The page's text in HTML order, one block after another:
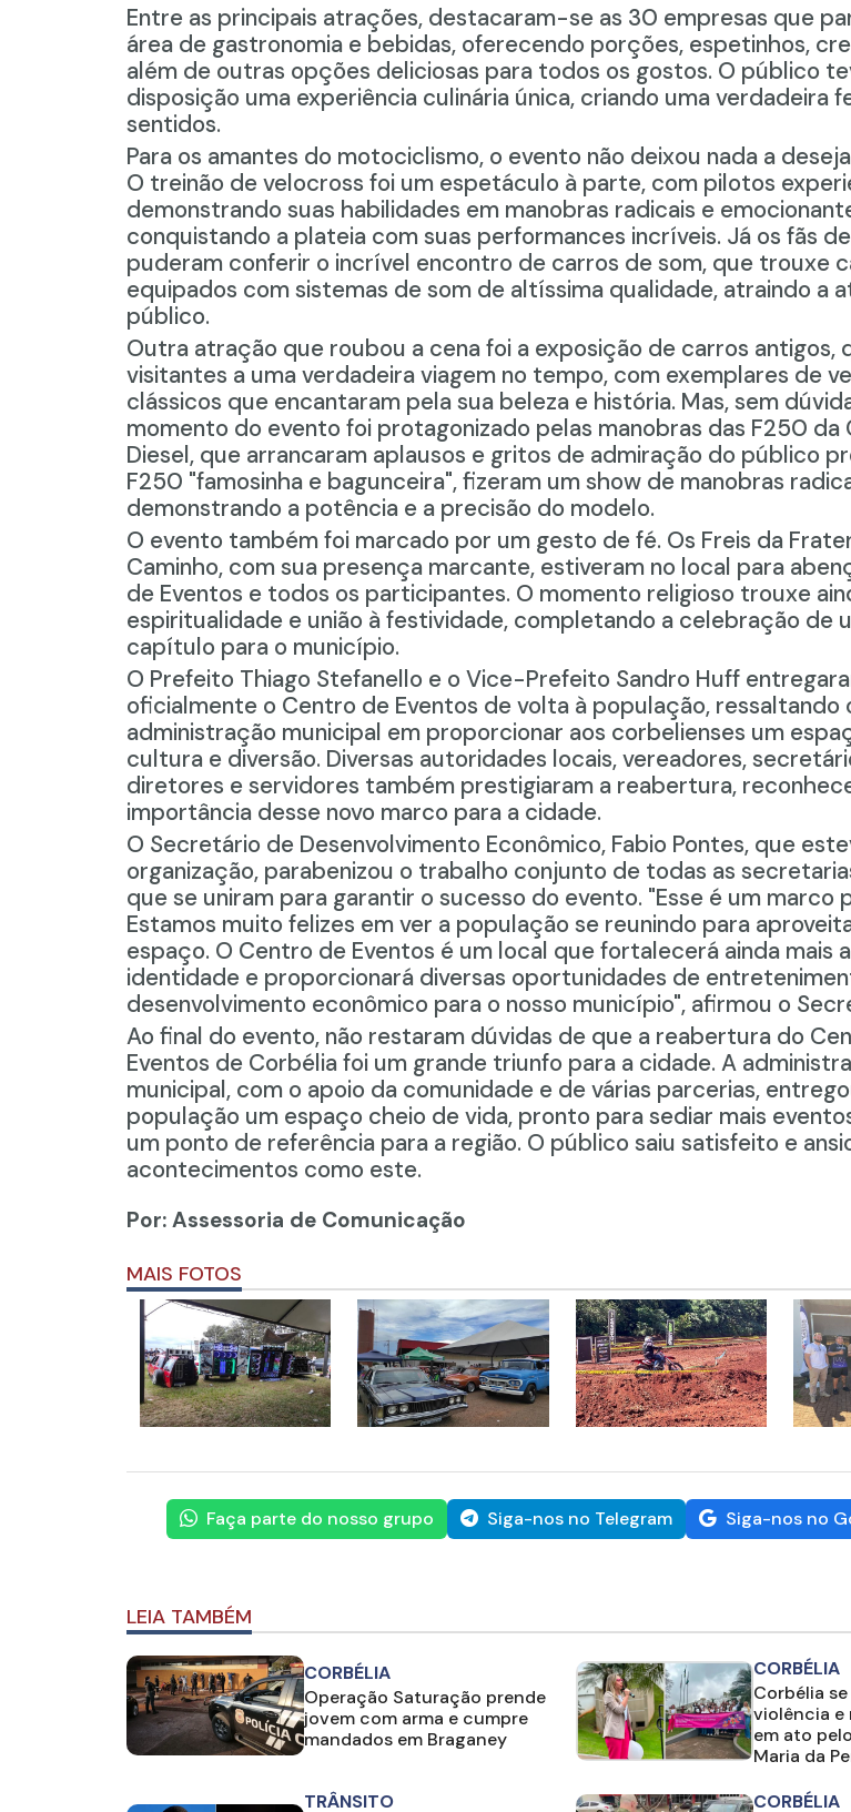
Entre as principais atrações, destacaram-se as 30 empresas que
área de gastronomia e bebidas, oferecendo porções, espetinhos,
além de outras opções deliciosas para todos os gostos. O público
disposição uma experiência culinária única, criando uma verdadeira
sentidos.
Para os amantes do motociclismo, o evento não deixou nada a
O treinão de velocross foi um espetáculo à parte, com pilotos
demonstrando suas habilidades em manobras radicais e
conquistando a plateia com suas performances incríveis. Já os fãs
puderam conferir o incrível encontro de carros de som, que trouxe
equipados com sistemas de som de altíssima qualidade, atraindo a
público.
Outra atração que roubou a cena foi a exposição de carros antigos,
visitantes a uma verdadeira viagem no tempo, com exemplares de
clássicos que encantaram pela sua beleza e história. Mas, sem
momento do evento foi protagonizado pelas manobras das F250 da
Diesel, que arrancaram aplausos e gritos de admiração do público
F250 "famosinha e bagunceira",fizeram um show de manobras
demonstrando a potência e a precisão do modelo.
O evento também foi marcado por um gesto de fé. Os Freis da
Caminho, com sua presença marcante, estiveram no local para
de Eventos e todos os participantes. O momento religioso trouxe
espiritualidade e união à festividade, completando a celebração de
capítulo para o município.
O Prefeito Thiago Stefanello e o Vice-Prefeito Sandro Huff
oficialmente o Centro de Eventos de volta à população, ressaltando
administração municipal em proporcionar aos corbelienses um
cultura e diversão. Diversas autoridades locais, vereadores,
diretores e servidores também prestigiaram a reabertura,
importância desse novo marco para a cidade.
O Secretário de Desenvolvimento Econômico, Fabio Pontes, que
organização, parabenizou o trabalho conjunto de todas as
que se uniram para garantir o sucesso do evento. "Esse é um marco
Estamos muito felizes em ver a população se reunindo para
espaço. O Centro de Eventos é um local que fortalecerá ainda mais
identidade e proporcionará diversas oportunidades de
desenvolvimento econômico para o nosso município", afirmou o
Ao final do evento, não restaram dúvidas de que a reabertura do
Eventos de Corbélia foi um grande triunfo para a cidade. A
municipal, com o apoio da comunidade e de várias parcerias,
população um espaço cheio de vida, pronto para sediar mais
um ponto de referência para a região. O público saiu satisfeito e
acontecimentos como este.
Por: Assessoria de Comunicação
MAIS FOTOS
Faça parte do nosso grupo Siga-nos no Telegram Siga-nos no
LEIA TAMBÉM
CORBÉLIA
Operação Saturação prende
jovem com arma e cumpre
mandados em Braganey
CORBÉLIA
Corbélia
violência e
em ato
Maria da
TRÂNSITO
CORBÉLIA